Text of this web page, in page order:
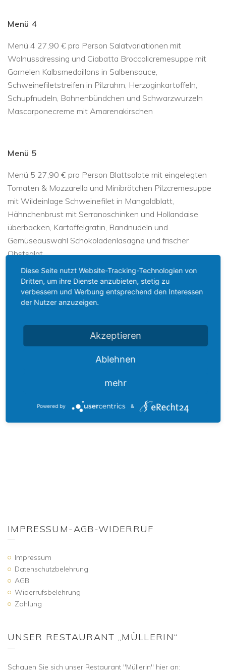
Menü 4
Menü 4 27,90 € pro Person Salatvariationen mit
Walnussdressing und Ciabatta Broccolicremesuppe mit
Garnelen Kalbsmedaillons in Salbensauce,
Schweinefiletstreifen in Pilzrahm, Herzoginkartoffeln,
Schupfnudeln, Bohnenbündchen und Schwarzwurzeln
Mascarponecreme mit Amarenakirschen
Menü 5
Menü 5 27,90 € pro Person Blattsalate mit eingelegten
Tomaten & Mozzarella und Minibrötchen Pilzcremesuppe
mit Wildeinlage Schweinefilet in Mangoldblatt,
Hähnchenbrust mit Serranoschinken und Hollandaise
überbacken, Kartoffelgratin, Bandnudeln und
Gemüseauswahl Schokoladenlasagne und frischer
Obstsalat
IMPRESSUM-AGB-WIDERRUF
Impressum
Datenschutzbelehrung
AGB
Widerrufsbelehrung
Zahlung
UNSER RESTAURANT „MÜLLERIN“
Schauen Sie sich unser Restaurant "Müllerin" hier an:
Diese Seite nutzt Website-Tracking-Technologien von
Dritten, um ihre Dienste anzubieten, stetig zu
verbessern und Werbung entsprechend den Interessen
der Nutzer anzuzeigen.
Akzeptieren
Ablehnen
mehr
Powered by &